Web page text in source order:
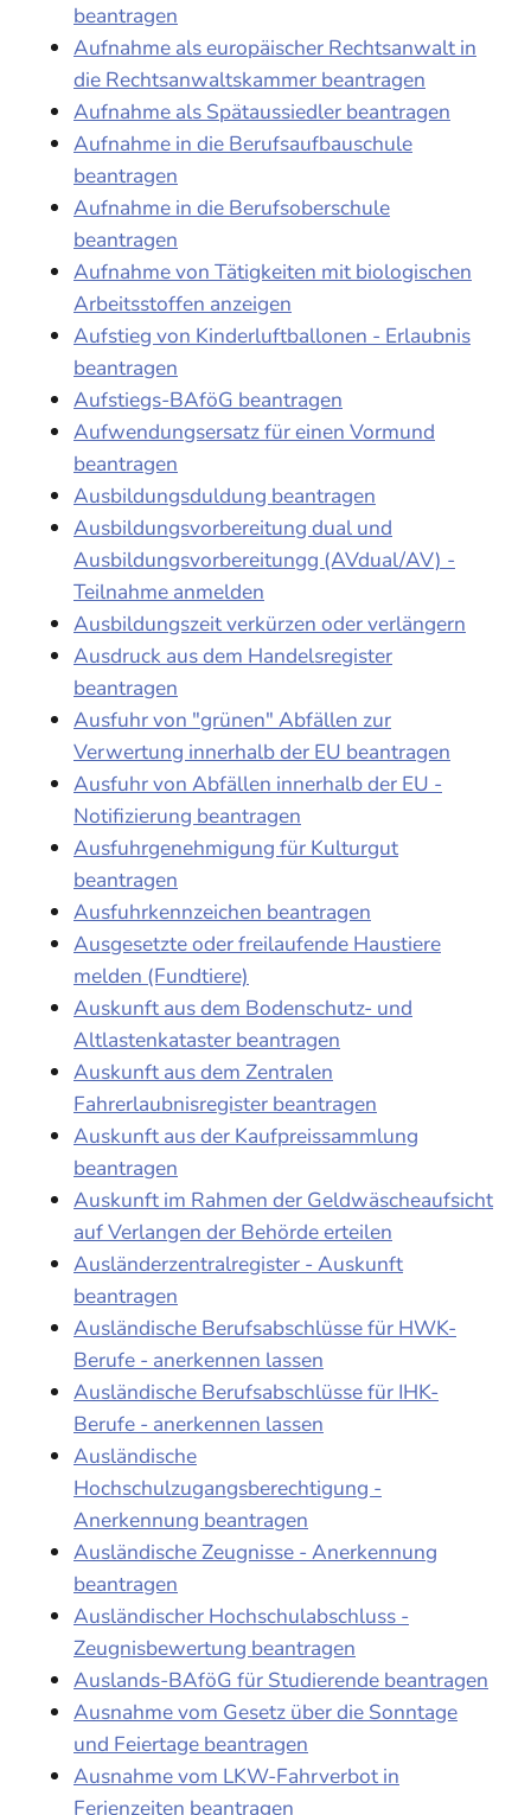
beantragen
Aufnahme als europäischer Rechtsanwalt in
die Rechtsanwaltskammer beantragen
Aufnahme als Spätaussiedler beantragen
Aufnahme in die Berufsaufbauschule
beantragen
Aufnahme in die Berufsoberschule
beantragen
Aufnahme von Tätigkeiten mit biologischen
Arbeitsstoffen anzeigen
Aufstieg von Kinderluftballonen - Erlaubnis
beantragen
Aufstiegs-BAföG beantragen
Aufwendungsersatz für einen Vormund
beantragen
Ausbildungsduldung beantragen
Ausbildungsvorbereitung dual und
Ausbildungsvorbereitungg (AVdual/AV) -
Teilnahme anmelden
Ausbildungszeit verkürzen oder verlängern
Ausdruck aus dem Handelsregister
beantragen
Ausfuhr von "grünen" Abfällen zur
Verwertung innerhalb der EU beantragen
Ausfuhr von Abfällen innerhalb der EU -
Notifizierung beantragen
Ausfuhrgenehmigung für Kulturgut
beantragen
Ausfuhrkennzeichen beantragen
Ausgesetzte oder freilaufende Haustiere
melden (Fundtiere)
Auskunft aus dem Bodenschutz- und
Altlastenkataster beantragen
Auskunft aus dem Zentralen
Fahrerlaubnisregister beantragen
Auskunft aus der Kaufpreissammlung
beantragen
Auskunft im Rahmen der Geldwäscheaufsicht
auf Verlangen der Behörde erteilen
Ausländerzentralregister - Auskunft
beantragen
Ausländische Berufsabschlüsse für HWK-
Berufe - anerkennen lassen
Ausländische Berufsabschlüsse für IHK-
Berufe - anerkennen lassen
Ausländische
Hochschulzugangsberechtigung -
Anerkennung beantragen
Ausländische Zeugnisse - Anerkennung
beantragen
Ausländischer Hochschulabschluss -
Zeugnisbewertung beantragen
Auslands-BAföG für Studierende beantragen
Ausnahme vom Gesetz über die Sonntage
und Feiertage beantragen
Ausnahme vom LKW-Fahrverbot in
Ferienzeiten beantragen